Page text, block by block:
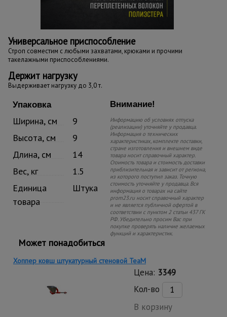
Универсальное приспособление
Строп совместим с любыми захватами, крюками и прочими
такелажными приспособлениями.
Держит нагрузку
Выдерживает нагрузку до 3,0 т.
Упаковка
Ширина, см
9
Высота, см
9
Длина, см
14
Вес, кг
1.5
Единица
товара
Штука
Внимание!
Информацию об условиях отпуска
(реализации) уточняйте у продавца.
Информация о технических
характеристиках, комплекте поставки,
стране изготовления и внешнем виде
товара носит справочный характер.
Стоимость товара и стоимость доставки
приблизительная и зависит от региона,
из которого поступил заказ. Точную
стоимость уточняйте у продавца. Вся
информация о товарах на сайте
prom23.ru носит справочный характер
и не является публичной офертой в
соответствии с пунктом 2 статьи 437 ГК
РФ. Убедительно просим Вас при
покупке проверять наличие желаемых
функций и характеристик.
Может понадобиться
Хоппер ковш штукатурный стеновой TeaM
Цена: 3349
Кол-во
В корзину